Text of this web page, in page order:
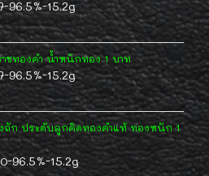
96.5%-15.2g
ชทองคำ น้ำหนักทอง 1 บาท
96.5%-15.2g
ถัก ประดับลูกคิดทองคำแท้ ทองหนัก 1
96.5%-15.2g